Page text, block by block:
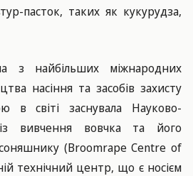
пасток, таких як кукурудза,
з найбільших міжнародних
насіння та засобів захисту
в світі заснувала Науково-
вивчення вовчка та його
(Broomrape Centre of
технічний центр, що є носієм